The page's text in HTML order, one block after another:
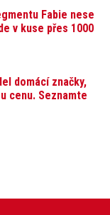
Fabie nese
v kuse přes 1000
domácí značky,
cenu. Seznamte